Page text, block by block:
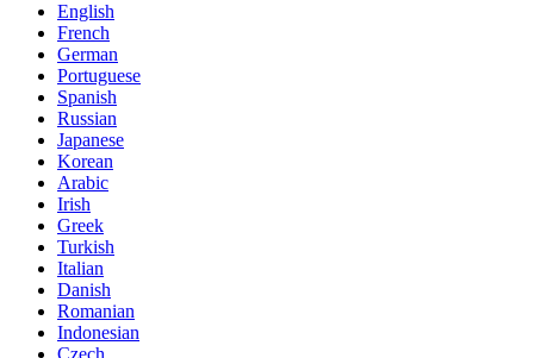
English
French
German
Portuguese
Spanish
Russian
Japanese
Korean
Arabic
Irish
Greek
Turkish
Italian
Danish
Romanian
Indonesian
Czech